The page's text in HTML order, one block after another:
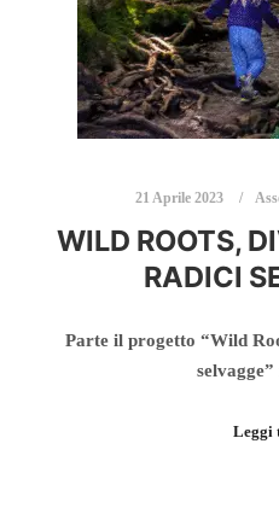
21 Aprile 2023
WILD ROOTS,
RADICI
Parte il progetto “Wild
Leggi